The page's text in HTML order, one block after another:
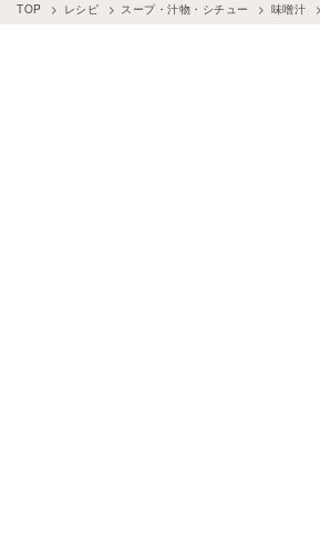
TOP レシピ スープ・汁物・シチュー 味噌汁